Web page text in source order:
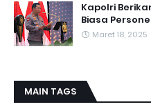
Kapolri
Biasa
Maret 18, 2025
MAIN TAGS